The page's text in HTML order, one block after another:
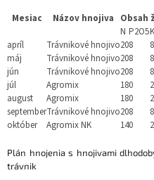
Mesiac Názov hnojiva Obsah
N P2O5
apríl
Trávnikové hnojivo208 8
máj
Trávnikové hnojivo208 8
jún
Trávnikové hnojivo208 8
júl
Agromix 180
august
Agromix 180
septemberTrávnikové hnojivo208 8
október
Agromix NK 140
Plán hnojenia s hnojivami
trávnik